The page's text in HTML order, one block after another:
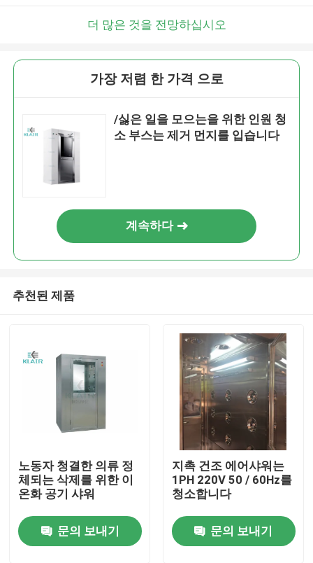
더 많은 것을 전망하십시오
가장 저렴 한 가격 으로
/싫은 일을 모으는을 위한 인원 청
소 부스는 제거 먼지를 입습니다
계속하다
추천된 제품
노동자 청결한 의류 정
체되는 삭제를 위한 이
온화 공기 샤워
문의 보내기
지촉 건조 에어샤워는
1PH 220V 50 / 60Hz를
청소합니다
문의 보내기